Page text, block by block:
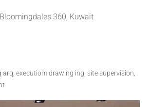
360, Kuwait
executiom drawing ing, site supervision,